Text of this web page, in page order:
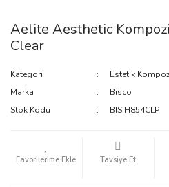
Aelite Aesthetic
Clear
Kategori
Estetik
Marka
Bisco
Stok Kodu
BIS.H854CLP
Tavsiye Et